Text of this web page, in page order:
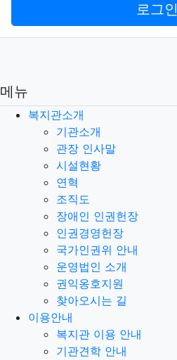
로그인
메뉴
복지관소개
기관소개
관장 인사말
시설현황
연혁
조직도
장애인 인권헌장
인권경영헌장
국가인권위 안내
운영법인 소개
권익옹호지원
찾아오시는 길
이용안내
복지관 이용 안내
기관견학 안내